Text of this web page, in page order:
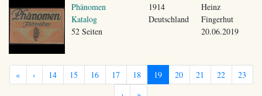
Phänomen
Katalog
52 Seiten
1914
Deutschland
Heinz
Fingerhut
20.06.2019
« ‹ 14 15 16 17 18 19 20 21 22
23
›
»